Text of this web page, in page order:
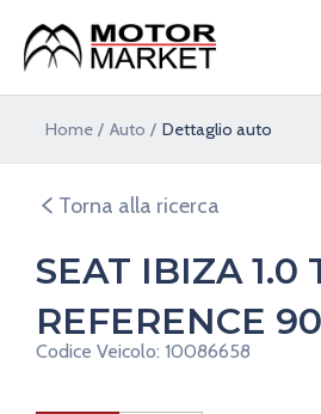
contenuto
Home Auto Dettaglio auto
Torna alla ricerca
SEAT IBIZA 1.0
REFERENCE
Codice Veicolo: 10086658